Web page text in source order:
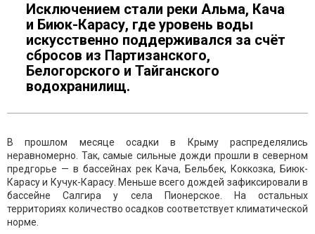
Исключением стали реки Альма, Кача
и Биюк-Карасу, где уровень воды
искусственно поддерживался за счёт
сбросов из Партизанского,
Белогорского и Тайганского
водохранилищ.
В прошлом месяце осадки в Крыму распределялись
неравномерно. Так, самые сильные дожди прошли в северном
предгорье — в бассейнах рек Кача, Бельбек, Коккозка, Биюк-
Карасу и Кучук-Карасу. Меньше всего дождей зафиксировали в
бассейне Салгира у села Пионерское. На остальных
территориях количество осадков соответствует климатической
норме.